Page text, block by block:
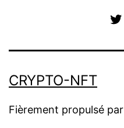
CRYPTO-NFT
Fièrement propulsé par